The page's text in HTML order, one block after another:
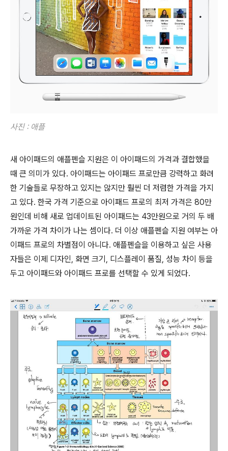
사진 : 애플
새 아이패드의 애플펜슬 지원은 이 아이패드의 가격과 결합했을
때 큰 의미가 있다. 아이패드는 아이패드 프로만큼 강력하고 화려
한 기술들로 무장하고 있지는 않지만 훨씬 더 저렴한 가격을 가지
고 있다. 한국 가격 기준으로 아이패드 프로의 최저 가격은 80만
원인데 비해 새로 업데이트된 아이패드는 43만원으로 거의 두 배
가까운 가격 차이가 나는 셈이다. 더 이상 애플펜슬 지원 여부는 아
이패드 프로의 차별점이 아니다. 애플펜슬을 이용하고 싶은 사용
자들은 이제 디자인, 화면 크기, 디스플레이 품질, 성능 차이 등을
두고 아이패드와 아이패드 프로를 선택할 수 있게 되었다.